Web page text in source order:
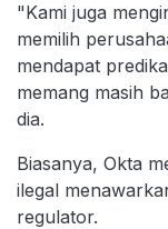
"Kami juga
memilih
mendapat
memang masih
dia.
Biasanya, Okta
ilegal
regulator.